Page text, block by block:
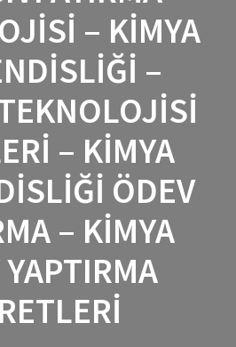
– KIMYA
–
– KIMYA
ÖDEV
– KIMYA